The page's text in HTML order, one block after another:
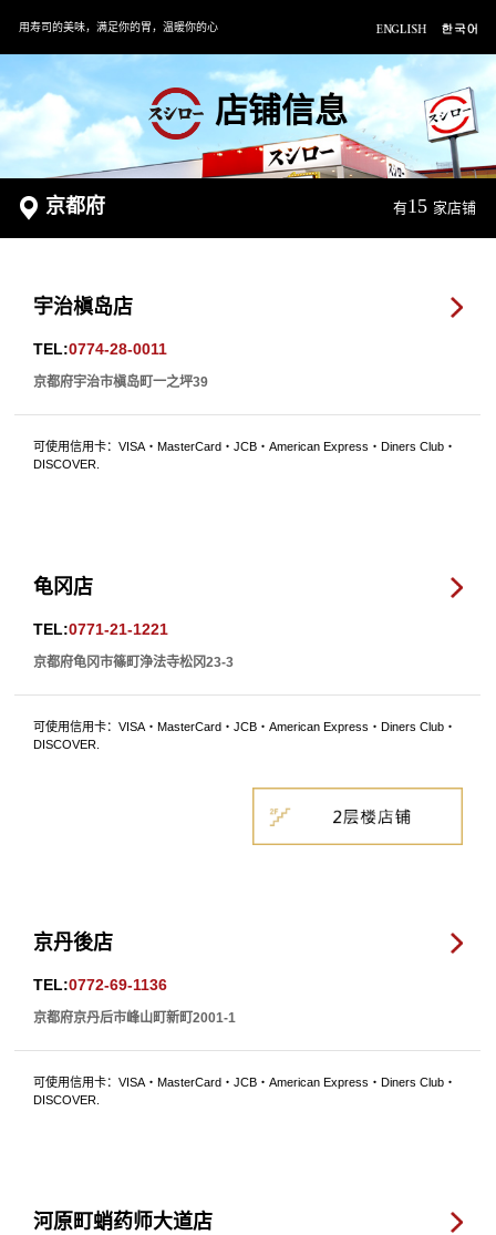
用寿司的美味，满足你的胃，温暖你的心
店铺信息
京都府 有15 家店铺
宇治槇岛店
TEL:0774-28-0011
京都府宇治市槇岛町一之坪39
可使用信用卡：VISA・MasterCard・JCB・American Express・Diners Club・
DISCOVER.
龟冈店
TEL:0771-21-1221
京都府龟冈市篠町浄法寺松冈23-3
可使用信用卡：VISA・MasterCard・JCB・American Express・Diners Club・
DISCOVER.
京丹後店
TEL:0772-69-1136
京都府京丹后市峰山町新町2001-1
可使用信用卡：VISA・MasterCard・JCB・American Express・Diners Club・
DISCOVER.
河原町蛸药师大道店